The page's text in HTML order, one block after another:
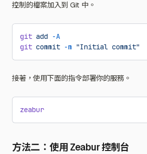
控制的檔案加入到 Git 中。
git add -A
git commit -m "Initial commit"
接著，使用下面的指令部署你的服務。
zeabur
方法二：使用 Zeabur 控制台